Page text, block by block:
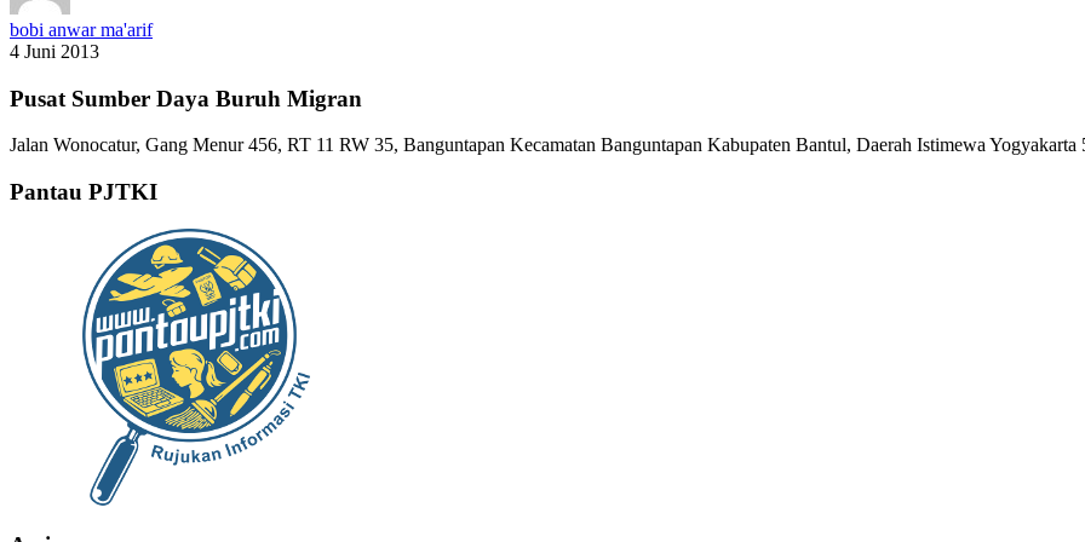
bobi anwar ma'arif
4 Juni 2013
Pusat Sumber Daya Buruh Migran
Jalan Wonocatur, Gang Menur 456, RT 11 RW 35, Banguntapan Kecamatan Banguntapan Kabupaten Bantul, Daerah Istimewa
Pantau PJTKI